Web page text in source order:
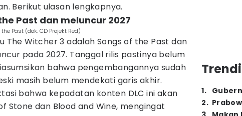
Berikut ulasan lengkapnya.
Past dan meluncur 2027
Past (dok. CD Projekt Red)
The Witcher 3 adalah Songs of the Past dan
pada 2027. Tanggal rilis pastinya belum
bahwa pengembangannya sudah
masih belum mendekati garis akhir.
bahwa kepadatan konten DLC ini akan
Stone dan Blood and Wine, mengingat
1.
2.